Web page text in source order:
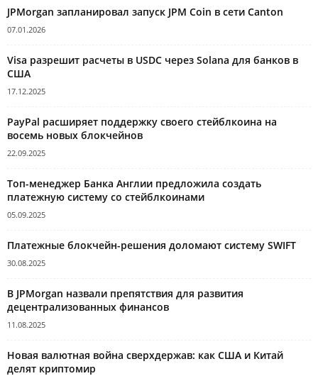
JPMorgan запланировал запуск JPM Coin в сети Canton
07.01.2026
Visa разрешит расчеты в USDC через Solana для банков в
США
17.12.2025
PayPal расширяет поддержку своего стейблкоина на
восемь новых блокчейнов
22.09.2025
Топ-менеджер Банка Англии предложила создать
платежную систему со стейблкоинами
05.09.2025
Платежные блокчейн-решения доломают систему SWIFT
30.08.2025
В JPMorgan назвали препятствия для развития
децентрализованных финансов
11.08.2025
Новая валютная война сверхдержав: как США и Китай
делят криптомир